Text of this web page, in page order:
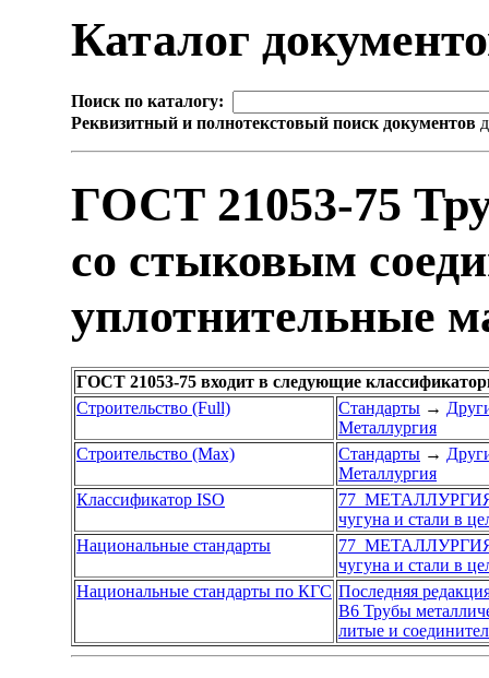
Каталог
Поиск по каталогу:
Реквизитный и полнотекстовый поиск документов
ГОСТ 21053-75
со стыковым
уплотнительные
ГОСТ 21053-75 входит в следующие
Строительство (Full)
Стандарты →
Металлургия
Строительство (Max)
Стандарты →
Металлургия
Классификатор ISO
77
чугуна и стали в
Национальные стандарты
77
чугуна и стали в
Национальные стандарты по КГС Последняя
В6 Трубы
литые и